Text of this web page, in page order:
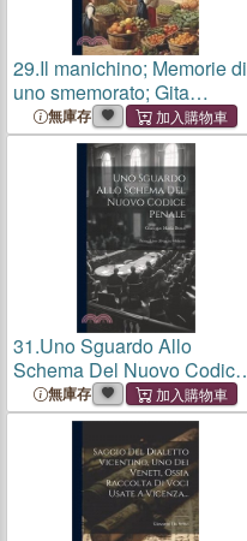
29.Il manichino; Memorie di
uno smemorato; Gita
sentimentale; Er morto de
campagna; Sonetti ed altri
無庫存
31.Uno Sguardo Allo
Schema Del Nuovo Codice
Penale: Primo Libro
(Progetto Mancini)
無庫存